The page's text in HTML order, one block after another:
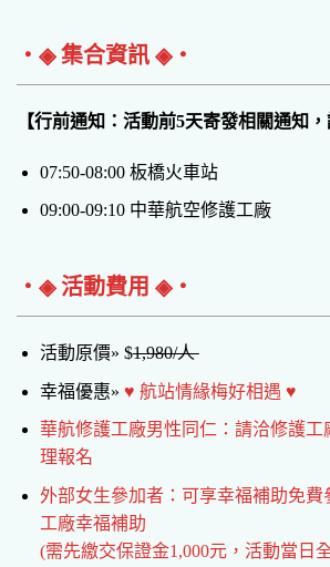
‧◈ 集合資訊 ◈‧
【行前通知：活動前5天寄發相關通知，
07:50-08:00 板橋火車站
09:00-09:10 中華航空修護工廠
‧◈ 活動費用 ◈‧
活動原價» $1,980/人
幸福優惠» ♥ 航站情緣梅好相遇 ♥
華航修護工廠男性同仁：請洽修護工
理報名
外部女生參加者：可享幸福補助免費
工廠幸福補助
(需先繳交保證金1,000元，活動當日